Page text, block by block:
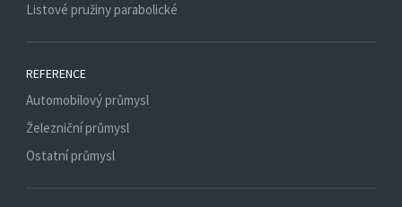
Listové pružiny parabolické
REFERENCE
Automobilový průmysl
Železniční průmysl
Ostatní průmysl